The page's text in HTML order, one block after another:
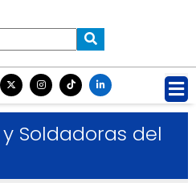
Soldadoras del